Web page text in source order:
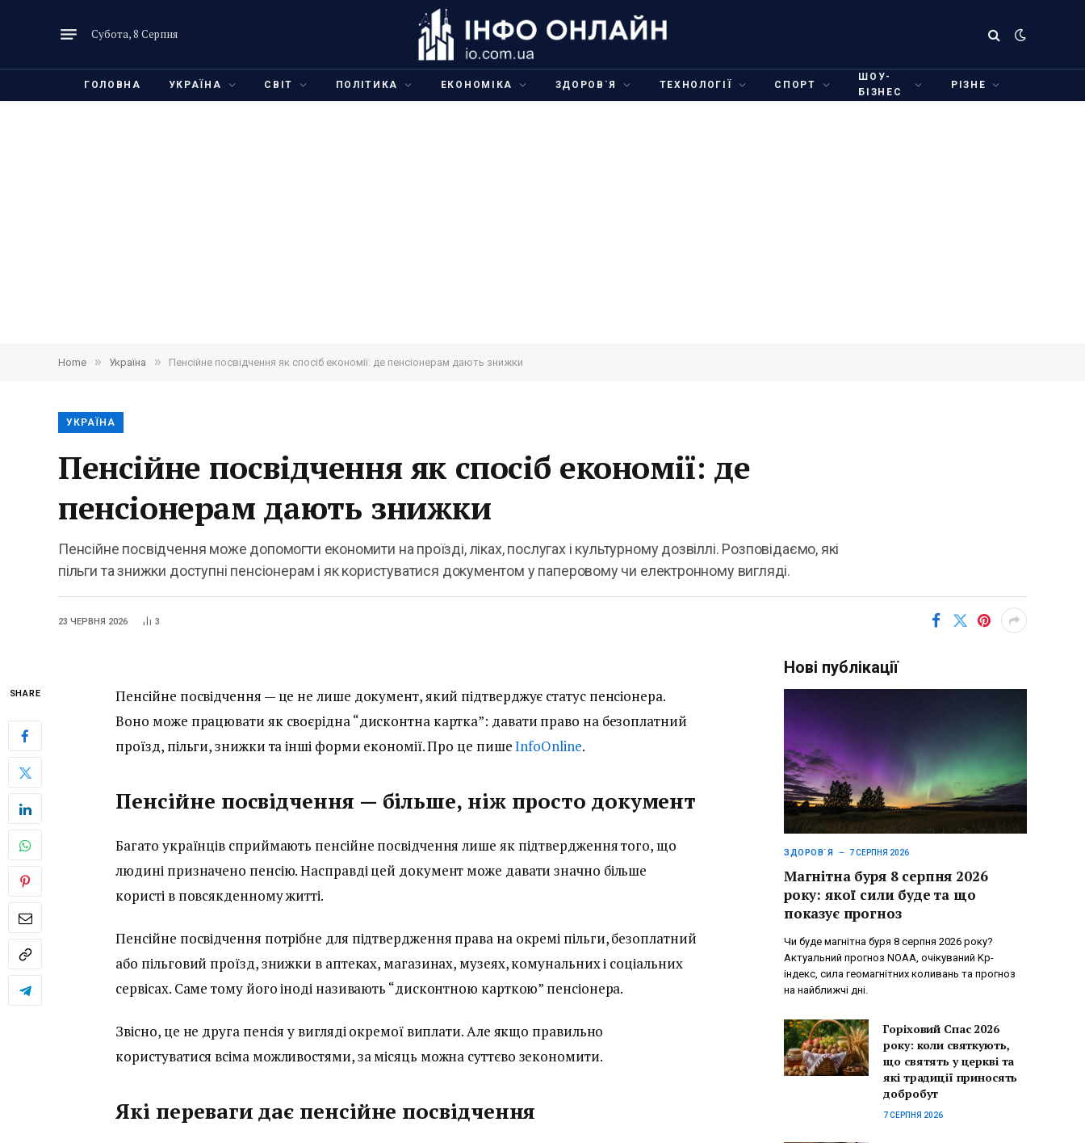
Субота, 8 Серпня
ГОЛОВНА УКРАЇНА СВІТ ПОЛІТИКА ЕКОНОМІКА ЗДОРОВ`Я ТЕХНОЛОГІЇ СПОРТ
ШОУ-
БІЗНЕС
РІЗНЕ
Home » Україна » Пенсійне посвідчення як спосіб економії: де пенсіонерам дають знижки
УКРАЇНА
Пенсійне посвідчення як спосіб економії: де
пенсіонерам дають знижки
Пенсійне посвідчення може допомогти економити на проїзді, ліках, послугах і культурному дозвіллі. Розповідаємо, які
пільги та знижки доступні пенсіонерам і як користуватися документом у паперовому чи електронному вигляді.
23 ЧЕРВНЯ 2026 3
SHARE
Пенсійне посвідчення — це не лише документ, який підтверджує статус пенсіонера.
Воно може працювати як своєрідна “дисконтна картка”: давати право на безоплатний
проїзд, пільги, знижки та інші форми економії. Про це пишеInfoOnline.
Пенсійне посвідчення — більше, ніж просто документ
Багато українців сприймають пенсійне посвідчення лише як підтвердження того, що
людині призначено пенсію. Насправді цей документ може давати значно більше
користі в повсякденному житті.
Пенсійне посвідчення потрібне для підтвердження права на окремі пільги, безоплатний
або пільговий проїзд, знижки в аптеках, магазинах, музеях, комунальних і соціальних
сервісах. Саме тому його іноді називають “дисконтною карткою” пенсіонера.
Звісно, це не друга пенсія у вигляді окремої виплати. Але якщо правильно
користуватися всіма можливостями, за місяць можна суттєво зекономити.
Які переваги дає пенсійне посвідчення
Нові публікації
ЗДОРОВ`Я 7 СЕРПНЯ 2026
Магнітна буря 8 серпня 2026
року: якої сили буде та що
показує прогноз
Чи буде магнітна буря 8 серпня 2026 року?
Актуальний прогноз NOAA, очікуваний Kp-
індекс, сила геомагнітних коливань та прогноз
на найближчі дні.
Горіховий Спас 2026
року: коли святкують,
що святять у церкві та
які традиції приносять
добробут
7 СЕРПНЯ 2026